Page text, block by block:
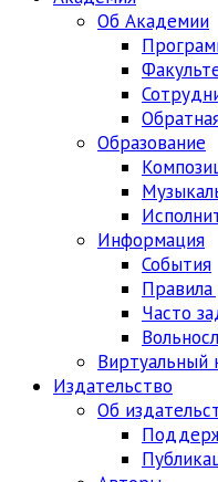
Об Академии
Образование
Информация
События
Правила
Часто
Виртуальный
Издательство
Об